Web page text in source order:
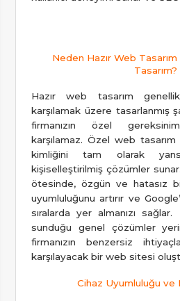
Neden Hazır Web
Tasarım?
Hazır web tasarım
karşılamak üzere tasarlanmış
firmanızın özel
karşılamaz. Özel web tasarım
kimliğini tam olarak
kişiselleştirilmiş çözümler
ötesinde, özgün ve hatasız
uyumluluğunu artırır ve
sıralarda yer almanızı sağlar.
sunduğu genel çözümler
firmanızın benzersiz
karşılayacak bir web sitesi
Cihaz Uyumluluğu ve